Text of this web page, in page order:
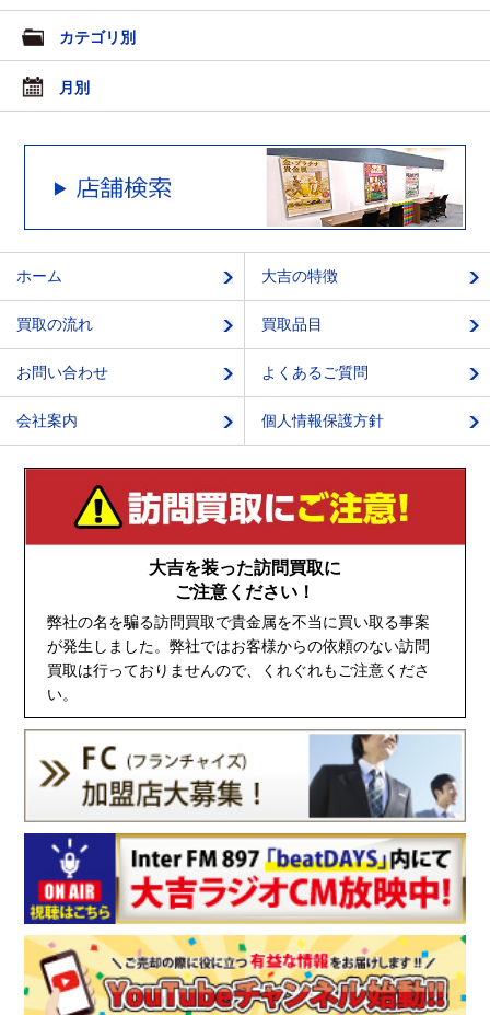
カテゴリ別
月別
ホーム 大吉の特徴
買取の流れ 買取品目
お問い合わせ よくあるご質問
会社案内 個人情報保護方針
大吉を装った訪問買取に
ご注意ください！
弊社の名を騙る訪問買取で貴金属を不当に買い取る事案
が発生しました。弊社ではお客様からの依頼のない訪問
買取は行っておりませんので、くれぐれもご注意くださ
い。